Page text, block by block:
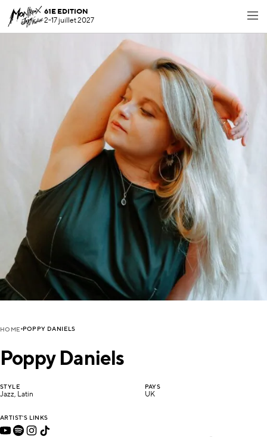
61E EDITION
2-17 juillet 2027
HOME POPPY DANIELS
Poppy Daniels
STYLE
Jazz, Latin
PAYS
UK
ARTIST'S LINKS